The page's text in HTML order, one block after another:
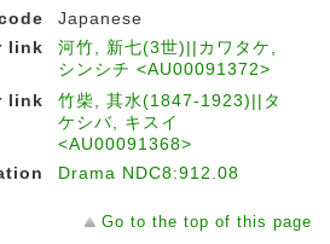
Japanese
link
河竹, 新七(3世)||カワタケ,
シンシチ <AU00091372>
link
竹柴, 其水(1847-1923)||タ
ケシバ, キスイ
<AU00091368>
Drama NDC8:912.08
Go to the top of this page